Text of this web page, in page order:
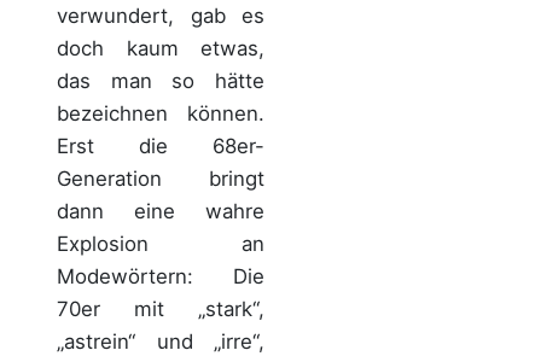
verwundert, gab es
doch kaum etwas,
das man so hätte
bezeichnen können.
Erst die 68er-
Generation bringt
dann eine wahre
Explosion an
Modewörtern: Die
70er mit „stark“,
„astrein“ und „irre“,